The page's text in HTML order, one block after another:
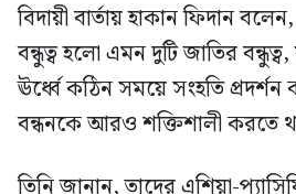
বিদায়ী বার্তায় হাকান ফিদান
বন্ধুত্ব হলো এমন দুটি জাতির বন্ধুত্ব,
ঊর্ধ্বে কঠিন সময়ে সংহতি
বন্ধনকে আরও শক্তিশালী করতে